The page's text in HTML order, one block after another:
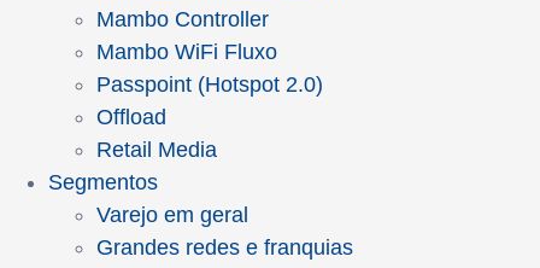
Mambo Controller
Mambo WiFi Fluxo
Passpoint (Hotspot 2.0)
Offload
Retail Media
Segmentos
Varejo em geral
Grandes redes e franquias